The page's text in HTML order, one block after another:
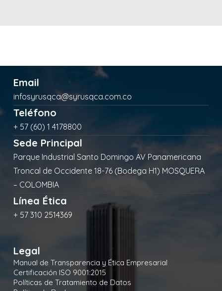
Email
infosyrusqca@syrusqca.com.co
Teléfono
+ 57 (60) 1 4178800
Sede Principal
Parque Industrial Santo Domingo AV Panamericana
Troncal de Occidente 18-76 (Bodega H1) MOSQUERA
– COLOMBIA
Línea Ética
+ 57 310 2514369
Legal
Manual de Transparencia y Ética Empresarial
Certificación ISO 9001:2015
Políticas de Tratamiento de Datos